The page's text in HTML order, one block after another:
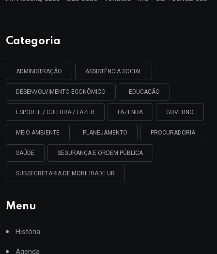
Categoria
ADMINISTRAÇÃO ASSISTÊNCIA SOCIAL
DESENVOLVIMENTO ECONÔMICO EDUCAÇÃO
ESPORTE / CULTURA / LAZER FAZENDA GOVERNO
MEIO AMBIENTE PLANEJAMENTO PROCURADORIA
SAÚDE SEGURANÇA E ORDEM PÚBLICA
SUBSECRETARIA DE MOBILIDADE UR
Menu
História
Agenda